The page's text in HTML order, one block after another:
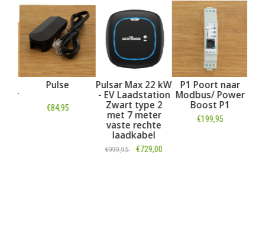
Pulse
€84,95
Pulsar Max 22 kW
- EV Laadstation
Zwart type 2
met 7 meter
vaste rechte
laadkabel
€999,95 €729,00
P1 Poort naar
Modbus/ Power
Boost P1
€199,95